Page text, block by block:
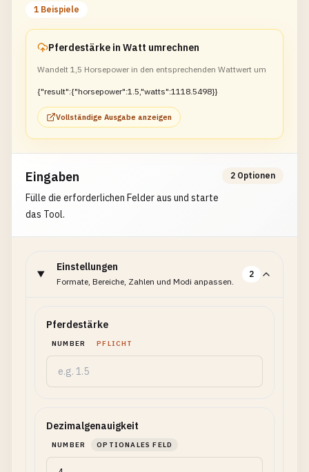
1 Beispiele
Pferdestärke in Watt umrechnen
Wandelt 1,5 Horsepower in den entsprechenden Wattwert um
{"result":{"horsepower":1.5,"watts":1118.5498}}
Vollständige Ausgabe anzeigen
Eingaben
Fülle die erforderlichen Felder aus und starte
das Tool.
2 Optionen
Einstellungen
Formate, Bereiche, Zahlen und Modi anpassen.
2
Pferdestärke
NUMBER PFLICHT
Dezimalgenauigkeit
NUMBER OPTIONALES FELD